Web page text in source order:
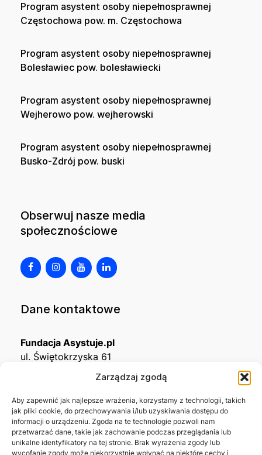
Zarządzaj zgodą
Aby zapewnić jak najlepsze wrażenia, korzystamy z technologii, takich
jak pliki cookie, do przechowywania i/lub uzyskiwania dostępu do
informacji o urządzeniu. Zgoda na te technologie pozwoli nam
przetwarzać dane, takie jak zachowanie podczas przeglądania lub
unikalne identyfikatory na tej stronie. Brak wyrażenia zgody lub
wycofanie zgody może niekorzystnie wpłynąć na niektóre cechy i
Program asystent osoby niepełnosprawnej
Częstochowa pow. m. Częstochowa
Program asystent osoby niepełnosprawnej
Bolesławiec pow. bolesławiecki
Program asystent osoby niepełnosprawnej
Wejherowo pow. wejherowski
Program asystent osoby niepełnosprawnej
Busko-Zdrój pow. buski
Obserwuj nasze media
społecznościowe
Dane kontaktowe
Fundacja Asystuje.pl
ul. Świętokrzyska 61
KRS0001215994
NIP5492488380
REGON543667703